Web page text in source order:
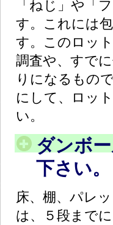
「ねじ」や「
す。これには
す。このロッ
調査や、すで
りになるもの
にして、ロッ
い。
ダンボ
下さい。
床、棚、パレ
は、５段まで